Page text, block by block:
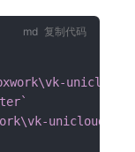
unicloud-
复制代码